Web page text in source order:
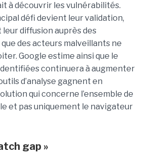
à découvrir les vulnérabilités.
défi devient leur validation,
diffusion auprès des
des acteurs malveillants ne
Google estime ainsi que le
continuera à augmenter
d’analyse gagnent en
qui concerne l’ensemble de
et pas uniquement le navigateur
gap »